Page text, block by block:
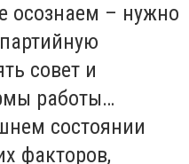
осознаем – нужно
совет и
работы…
состоянии
факторов,